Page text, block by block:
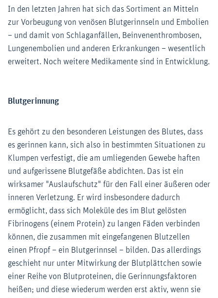
Medien
In den letzten Jahren hat sich das Sortiment an Mitteln
zur Vorbeugung von venösen Blutgerinnseln und Embolien
– und damit von Schlaganfällen, Beinvenenthrombosen,
Lungenembolien und anderen Erkrankungen – wesentlich
erweitert. Noch weitere Medikamente sind in Entwicklung.
Blutgerinnung
Es gehört zu den besonderen Leistungen des Blutes, dass
es gerinnen kann, sich also in bestimmten Situationen zu
Klumpen verfestigt, die am umliegenden Gewebe haften
und aufgerissene Blutgefäße abdichten. Das ist ein
wirksamer "Auslaufschutz" für den Fall einer äußeren oder
inneren Verletzung. Er wird insbesondere dadurch
ermöglicht, dass sich Moleküle des im Blut gelösten
Fibrinogens (einem Protein) zu langen Fäden verbinden
können, die zusammen mit eingefangenen Blutzellen
einen Pfropf – ein Blutgerinnsel – bilden. Das allerdings
geschieht nur unter Mitwirkung der Blutplättchen sowie
einer Reihe von Blutproteinen, die Gerinnungsfaktoren
heißen; und diese wiederum werden erst aktiv, wenn sie